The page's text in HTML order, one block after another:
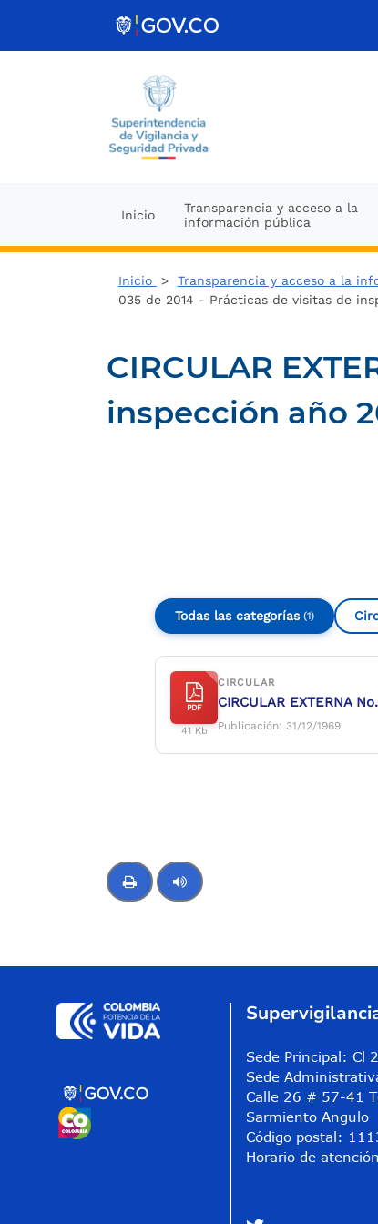
Inicio
Transparencia y acceso a la
información pública
Inicio > Transparencia y acceso a la
035 de 2014 - Prácticas de visitas de
CIRCULAR
inspección año
Todas las categorías (1)
PDF
41 Kb
CIRCULAR
CIRCULAR EXTERNA
Publicación: 31/12/1969
Sede Principal: Cl
Sede
Calle 26 # 57-41
Sarmiento Angulo
Código postal:
Horario de